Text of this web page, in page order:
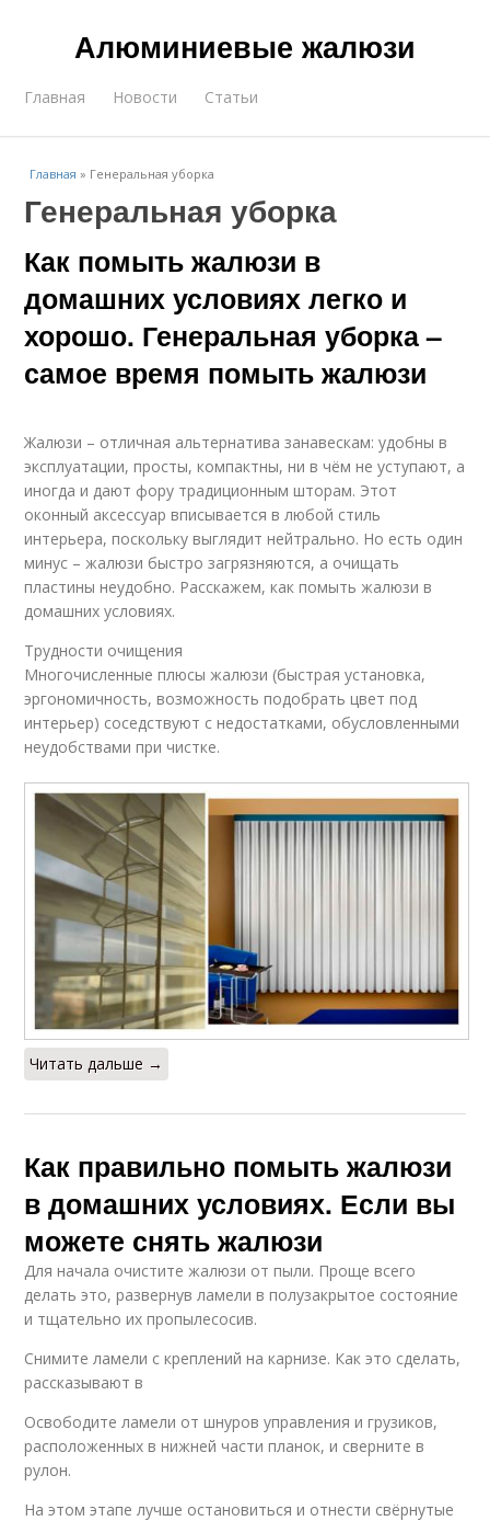
Алюминиевые жалюзи
Главная Новости Статьи
Главная » Генеральная уборка
Генеральная уборка
Как помыть жалюзи в
домашних условиях легко и
хорошо. Генеральная уборка –
самое время помыть жалюзи
Жалюзи – отличная альтернатива занавескам: удобны в
эксплуатации, просты, компактны, ни в чём не уступают, а
иногда и дают фору традиционным шторам. Этот
оконный аксессуар вписывается в любой стиль
интерьера, поскольку выглядит нейтрально. Но есть один
минус – жалюзи быстро загрязняются, а очищать
пластины неудобно. Расскажем, как помыть жалюзи в
домашних условиях.
Трудности очищения
Многочисленные плюсы жалюзи (быстрая установка,
эргономичность, возможность подобрать цвет под
интерьер) соседствуют с недостатками, обусловленными
неудобствами при чистке.
Читать дальше →
Как правильно помыть жалюзи
в домашних условиях. Если вы
можете снять жалюзи
Для начала очистите жалюзи от пыли. Проще всего
делать это, развернув ламели в полузакрытое состояние
и тщательно их пропылесосив.
Снимите ламели с креплений на карнизе. Как это сделать,
рассказывают в
Освободите ламели от шнуров управления и грузиков,
расположенных в нижней части планок, и сверните в
рулон.
На этом этапе лучше остановиться и отнести свёрнутые